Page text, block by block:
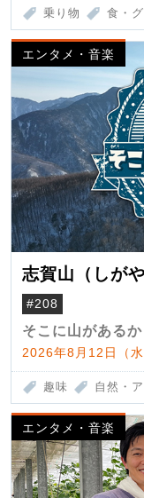
乗り物 食・
エンタメ・音楽
志賀山（しが
#208
そこに山があるか
2026年8月12日（
趣味 自然・
エンタメ・音楽